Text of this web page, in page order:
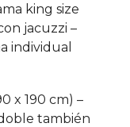
king size
jacuzzi –
individual
x 190 cm) –
también